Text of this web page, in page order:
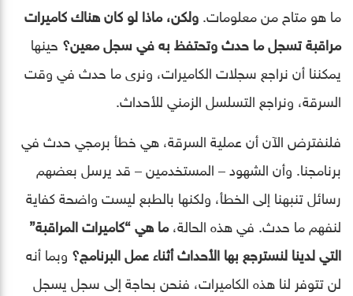
ما هو متاح من معلومات.ولكن، ماذا لو كان هناك كاميرات
مراقبة تسجل ما حدث وتحتفظ به في سجل معين؟ حينها
يمكننا أن نراجع سجلات الكاميرات، ونرى ما حدث في وقت
السرقة، ونراجع التسلسل الزمني للأحداث.
فلنفترض الآن أن عملية السرقة، هي خطأ برمجي حدث في
برنامجنا. وأن الشهود – المستخدمين – قد يرسل بعضهم
رسائل تنبهنا إلى الخطأ، ولكنها بالطبع ليست واضحة كفاية
لنفهم ما حدث. في هذه الحالة،ما هي “كاميرات المراقبة”
التي لدينا لنسترجع بها الأحداث أثناء عمل البرنامج؟ وبما أنه
لن تتوفر لنا هذه الكاميرات، فنحن بحاجة إلى سجل يسجل